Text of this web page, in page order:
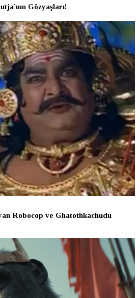
Gözyaşları!
Robocop ve Ghatothkachudu